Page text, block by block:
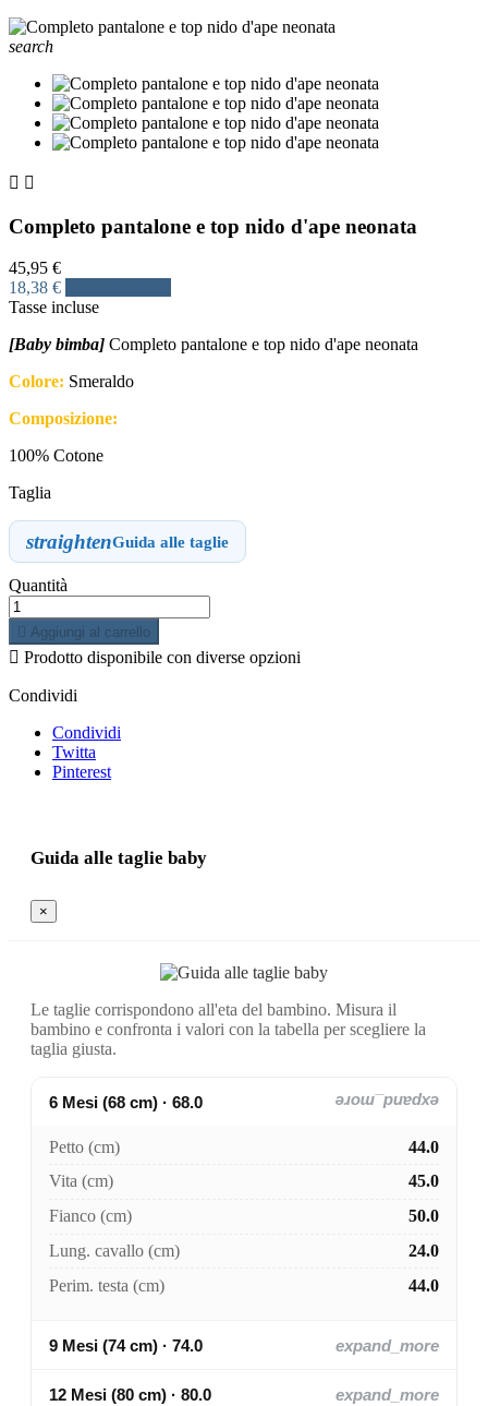
search
 
Completo pantalone e top nido d'ape neonata
45,95 €
18,38 €
Tasse incluse
[Baby bimba] Completo pantalone e top nido d'ape neonata
Colore: Smeraldo
Composizione:
100% Cotone
Taglia
straightenGuida alle taglie
Quantità
 Aggiungi al carrello
 Prodotto disponibile con diverse opzioni
Condividi
Condividi
Twitta
Pinterest
Guida alle taglie baby
×
Le taglie corrispondono all'eta del bambino. Misura il
bambino e confronta i valori con la tabella per scegliere la
taglia giusta.
6 Mesi (68 cm) · 68.0 expand_more
Petto (cm)
44.0
Vita (cm)
45.0
Fianco (cm)
50.0
Lung. cavallo (cm)
24.0
Perim. testa (cm)
44.0
9 Mesi (74 cm) · 74.0 expand_more
12 Mesi (80 cm) · 80.0 expand_more